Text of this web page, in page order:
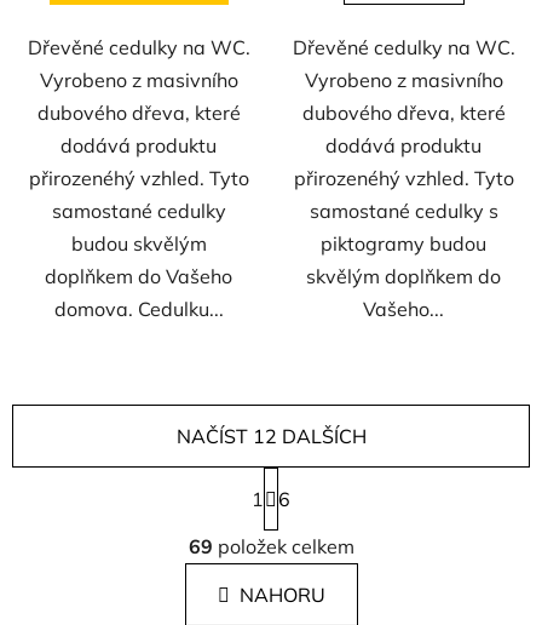
Dřevěné cedulky na WC.
Vyrobeno z masivního
dubového dřeva, které
dodává produktu
přirozenéhý vzhled. Tyto
samostané cedulky
budou skvělým
doplňkem do Vašeho
domova. Cedulku...
Dřevěné cedulky na WC.
Vyrobeno z masivního
dubového dřeva, které
dodává produktu
přirozenéhý vzhled. Tyto
samostané cedulky s
piktogramy budou
skvělým doplňkem do
Vašeho...
O
v
l
á
NAČÍST 12 DALŠÍCH
S
t
r
á
n
k
1
6
69 položek celkem
NAHORU